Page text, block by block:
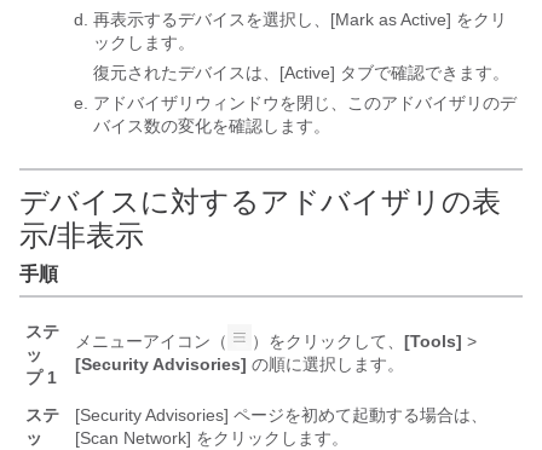
再表示するデバイスを選択し、[Mark as Active] をクリ
ックします。
復元されたデバイスは、[Active] タブで確認できます。
アドバイザリウィンドウを閉じ、このアドバイザリのデ
バイス数の変化を確認します。
デバイスに対するアドバイザリの表
示/非表示
手順
ステ
ッ
プ 1
メニューアイコン（ ）をクリックして、 [Tools] >
[Security Advisories] の順に選択します。
ステ
ッ
[Security Advisories] ページを初めて起動する場合は、
[Scan Network] をクリックします。